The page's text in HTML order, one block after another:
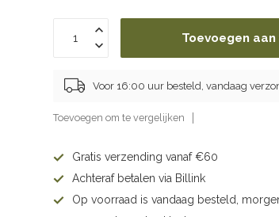
Toevoegen
Voor 16:00 uur besteld, vandaag
Toevoegen om te vergelijken
Gratis verzending vanaf €60
Achteraf betalen via Billink
Op voorraad is vandaag besteld,